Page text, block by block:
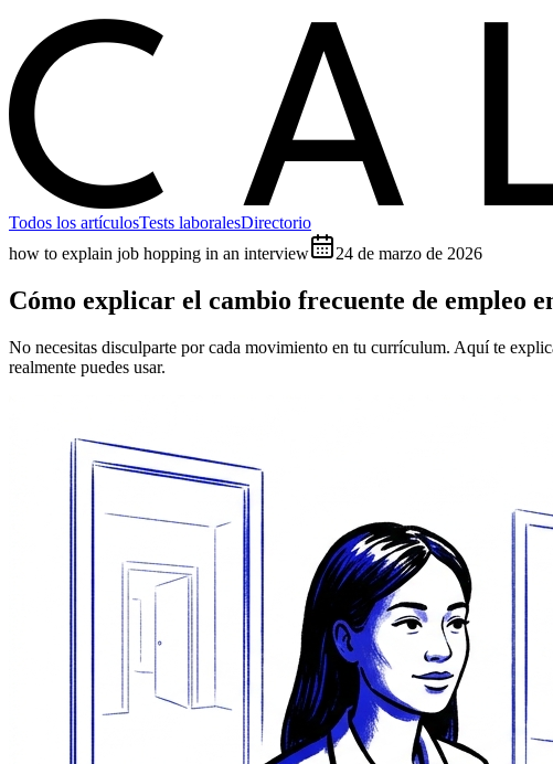
C
Todos los artículosTests laboralesDirectorio
how to explain job hopping in an interview
24 de marzo de 2026
Cómo explicar el cambio frecuente de empleo
No necesitas disculparte por cada movimiento en tu currículum. Aquí te
realmente puedes usar.